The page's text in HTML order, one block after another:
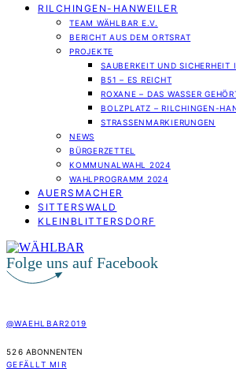
RILCHINGEN-HANWEILER
TEAM WÄHLBAR E.V.
BERICHT AUS DEM ORTSRAT
PROJEKTE
SAUBERKEIT UND SICHERHEIT
B51 – ES REICHT
ROXANE – DAS WASSER
BOLZPLATZ – RILCHINGEN-
STRASSENMARKIERUNGEN
NEWS
BÜRGERZETTEL
KOMMUNALWAHL 2024
WAHLPROGRAMM 2024
AUERSMACHER
SITTERSWALD
KLEINBLITTERSDORF
Folge uns auf Facebook
@WAEHLBAR2019
526 ABONNENTEN
GEFÄLLT MIR